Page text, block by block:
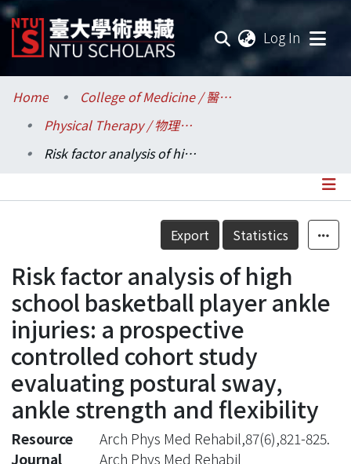
Log In
Communities & Collections
Research Outputs
Statistics
Home
College of Medicine / 醫學院
Physical Therapy / 物理治療學系所
Risk factor analysis of high school basketball player ankle injuries: a prospective controlled cohort study evaluating postural sway, ankle strength and flexibility
Details
Export Statistics
Risk factor analysis of high
school basketball player ankle
injuries: a prospective
controlled cohort study
evaluating postural sway,
ankle strength and flexibility
Resource
Arch Phys Med Rehabil,87(6),821-825.
Journal
Arch Phys Med Rehabil